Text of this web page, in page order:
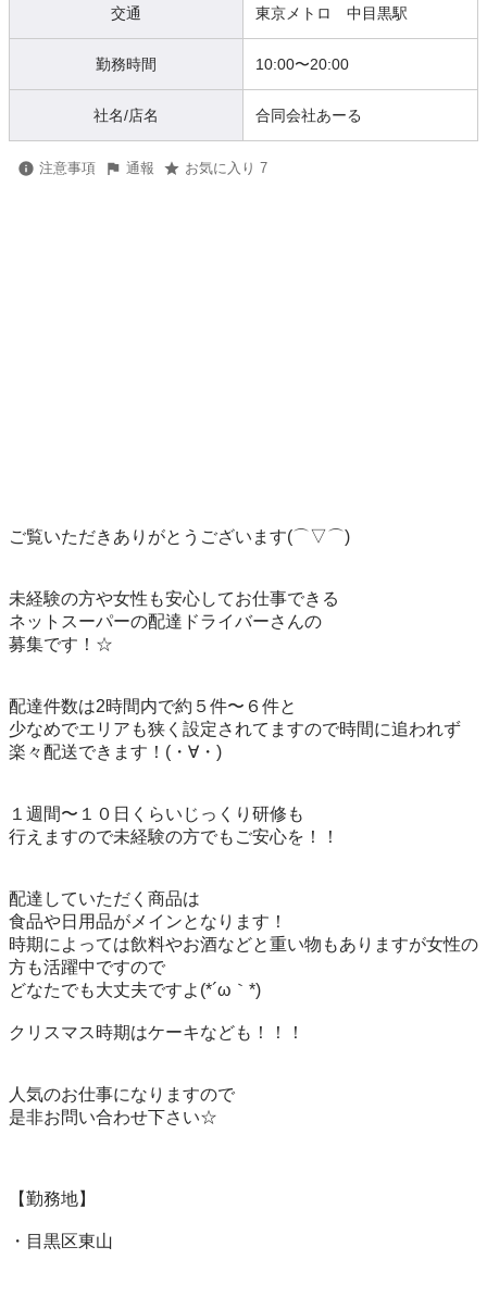
交通 東京メトロ 中目黒駅
勤務時間 10:00〜20:00
社名/店名 合同会社あーる
注意事項 通報 お気に入り 7
ご覧いただきありがとうございます(⌒▽⌒)
未経験の方や女性も安心してお仕事できる
ネットスーパーの配達ドライバーさんの
募集です！☆
配達件数は2時間内で約５件〜６件と
少なめでエリアも狭く設定されてますので時間に追われず
楽々配送できます！(⁠・⁠∀⁠・⁠)
１週間〜１０日くらいじっくり研修も
行えますので未経験の方でもご安心を！！
配達していただく商品は
食品や日用品がメインとなります！
時期によっては飲料やお酒などと重い物もありますが女性の
方も活躍中ですので
どなたでも大丈夫ですよ(⁠*⁠´⁠ω⁠｀⁠*⁠)
クリスマス時期はケーキなども！！！
人気のお仕事になりますので
是非お問い合わせ下さい☆
【勤務地】
・目黒区東山